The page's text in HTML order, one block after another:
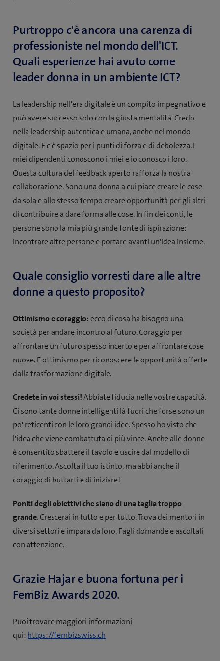
Purtroppo c'è ancora una carenza di
professioniste nel mondo dell'ICT.
Quali esperienze hai avuto come
leader donna in un ambiente ICT?
La leadership nell'era digitale è un compito impegnativo e
può avere successo solo con la giusta mentalità. Credo
nella leadership autentica e umana, anche nel mondo
digitale. E c'è spazio per i punti di forza e di debolezza. I
miei dipendenti conoscono i miei e io conosco i loro.
Questa cultura del feedback aperto rafforza la nostra
collaborazione. Sono una donna a cui piace creare le cose
da sola e allo stesso tempo creare opportunità per gli altri
di contribuire a dare forma alle cose. In fin dei conti, le
persone sono la mia più grande fonte di ispirazione:
incontrare altre persone e portare avanti un'idea insieme.
Quale consiglio vorresti dare alle altre
donne a questo proposito?
Ottimismo e coraggio: ecco di cosa ha bisogno una
società per andare incontro al futuro. Coraggio per
affrontare un futuro spesso incerto e per affrontare cose
nuove. E ottimismo per riconoscere le opportunità offerte
dalla trasformazione digitale.
Credete in voi stessi!Abbiate fiducia nelle vostre capacità.
Ci sono tante donne intelligenti là fuori che forse sono un
po' reticenti con le loro grandi idee. Spesso ho visto che
l'idea che viene combattuta di più vince. Anche alle donne
è consentito sbattere il tavolo e uscire dal modello di
riferimento. Ascolta il tuo istinto, ma abbi anche il
coraggio di buttarti e di iniziare!
Poniti degli obiettivi che siano di una taglia troppo
grande. Crescerai in tutto e per tutto. Trova dei mentori in
diversi settori e impara da loro. Fagli domande e ascoltali
con attenzione.
Grazie Hajar e buona fortuna per i
FemBiz Awards 2020.
Puoi trovare maggiori informazioni
qui: https://fembizswiss.ch